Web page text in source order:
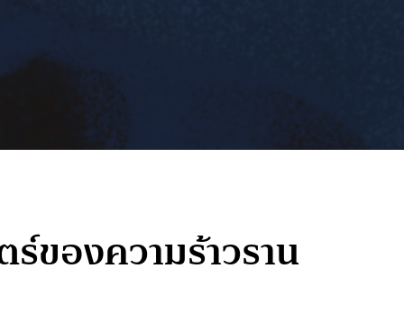
ของความร้าวราน